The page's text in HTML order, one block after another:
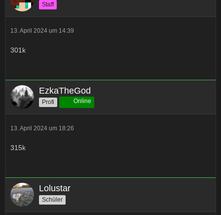
Staff
13. April 2024 um 14:39
301k
EzkaTheGod
Profi Online
13. April 2024 um 18:26
315k
Lolustar
Schüler